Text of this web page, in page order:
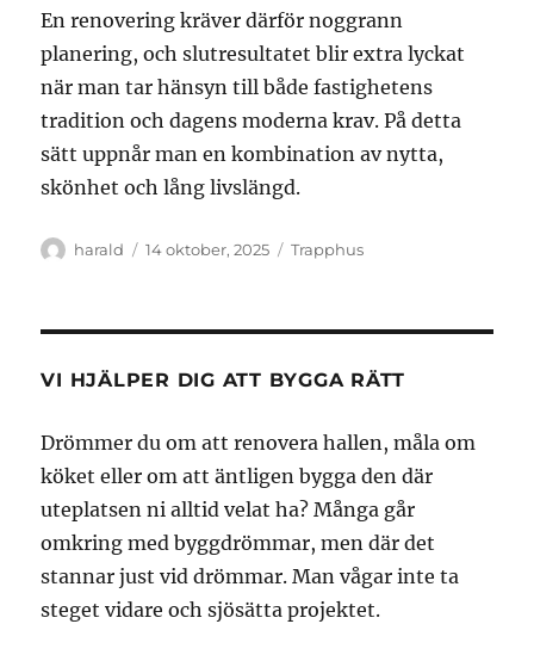
En renovering kräver därför noggrann
planering, och slutresultatet blir extra lyckat
när man tar hänsyn till både fastighetens
tradition och dagens moderna krav. På detta
sätt uppnår man en kombination av nytta,
skönhet och lång livslängd.
Författare
harald
Publicerat
14 oktober, 2025 Kategorier
Trapphus
VI HJÄLPER DIG ATT BYGGA RÄTT
Drömmer du om att renovera hallen, måla om
köket eller om att äntligen bygga den där
uteplatsen ni alltid velat ha? Många går
omkring med byggdrömmar, men där det
stannar just vid drömmar. Man vågar inte ta
steget vidare och sjösätta projektet.